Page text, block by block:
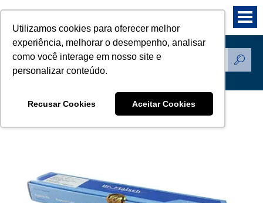
Utilizamos cookies para oferecer melhor
experiência, melhorar o desempenho, analisar
como você interage em nosso site e
personalizar conteúdo.
Recusar Cookies Aceitar Cookies
Produtos